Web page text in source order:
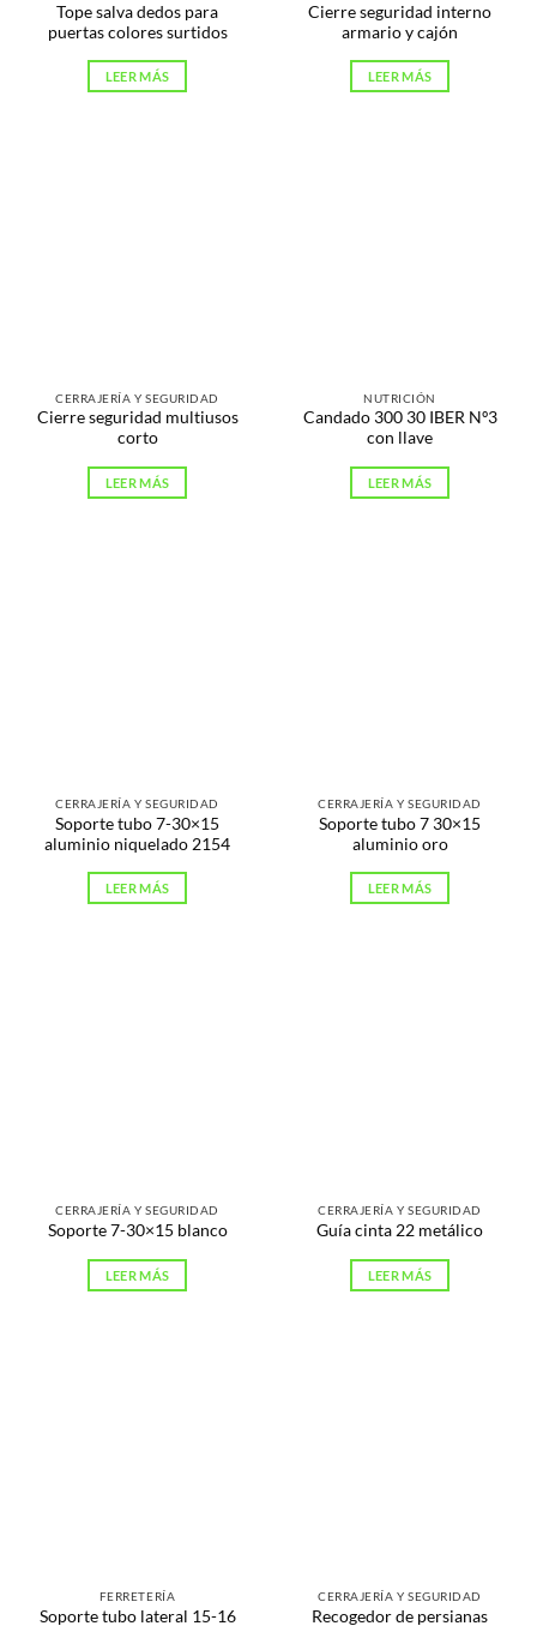
Tope salva dedos para
puertas colores surtidos
LEER MÁS
Cierre seguridad interno
armario y cajón
LEER MÁS
CERRAJERÍA Y SEGURIDAD
Cierre seguridad multiusos
corto
LEER MÁS
NUTRICIÓN
Candado 300 30 IBER Nº3
con llave
LEER MÁS
CERRAJERÍA Y SEGURIDAD
Soporte tubo 7-30×15
aluminio niquelado 2154
LEER MÁS
CERRAJERÍA Y SEGURIDAD
Soporte tubo 7 30×15
aluminio oro
LEER MÁS
CERRAJERÍA Y SEGURIDAD
Soporte 7-30×15 blanco
LEER MÁS
CERRAJERÍA Y SEGURIDAD
Guía cinta 22 metálico
LEER MÁS
FERRETERÍA
Soporte tubo lateral 15-16
CERRAJERÍA Y SEGURIDAD
Recogedor de persianas